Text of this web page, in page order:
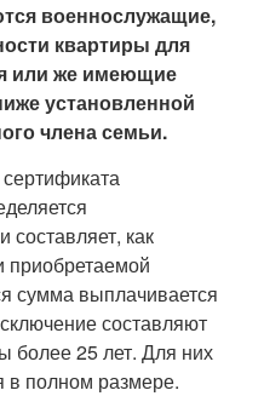
военнослужащие,
квартиры для
или же имеющие
установленной
члена семьи.
составляет, как
приобретаемой
сумма выплачивается
составляют
более 25 лет. Для них
в полном размере.